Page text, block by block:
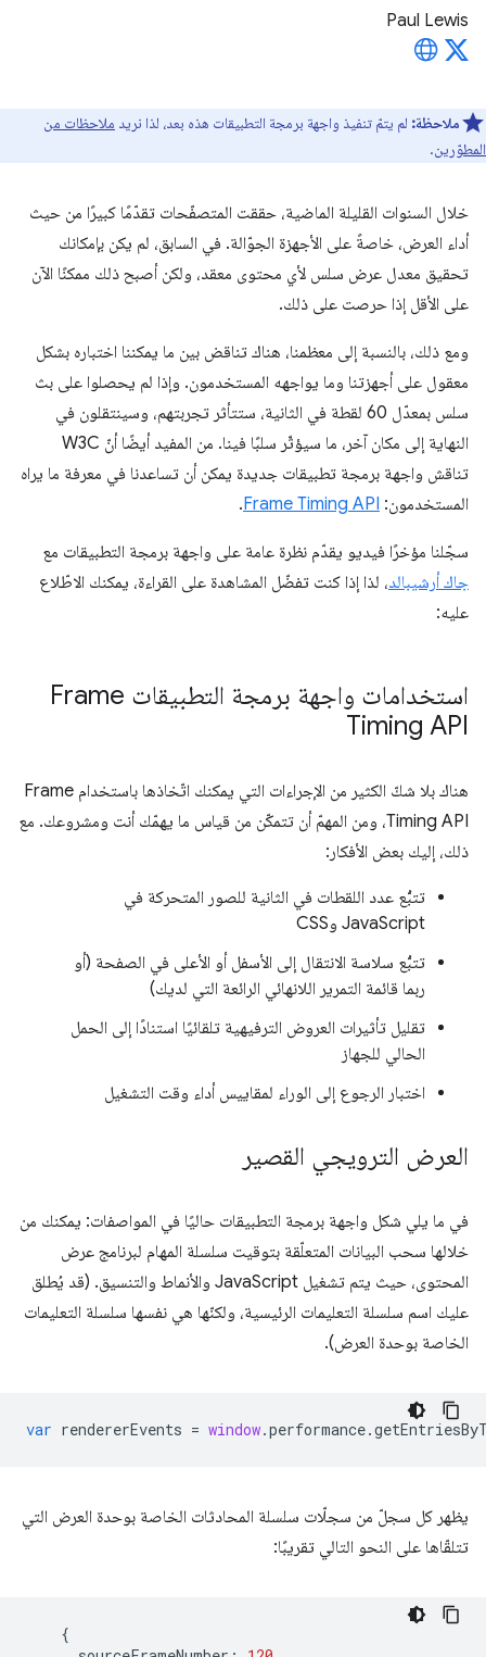
Paul Lewis
ملاحظة: لم يتمّ تنفيذ واجهة برمجة التطبيقات هذه بعد، لذا نريد ملاحظات من
المطوّرين.
خلال السنوات القليلة الماضية، حققت المتصفّحات تقدّمًا كبيرًا من حيث
أداء العرض، خاصةً على الأجهزة الجوّالة. في السابق، لم يكن بإمكانك
تحقيق معدل عرض سلس لأي محتوى معقد، ولكن أصبح ذلك ممكنًا الآن
على الأقل إذا حرصت على ذلك.
ومع ذلك، بالنسبة إلى معظمنا، هناك تناقض بين ما يمكننا اختباره بشكل
معقول على أجهزتنا وما يواجهه المستخدمون. وإذا لم يحصلوا على بث
سلس بمعدّل 60 لقطة في الثانية، ستتأثر تجربتهم، وسينتقلون في
النهاية إلى مكان آخر، ما سيؤثّر سلبًا فينا. من المفيد أيضًا أنّ W3C
تناقش واجهة برمجة تطبيقات جديدة يمكن أن تساعدنا في معرفة ما يراه
المستخدمون: Frame Timing API
.
سجّلنا مؤخرًا فيديو يقدّم نظرة عامة على واجهة برمجة التطبيقات مع
جاك أرشيبالد، لذا إذا كنت تفضّل المشاهدة على القراءة، يمكنك الاطّلاع
عليه:
استخدامات واجهة برمجة التطبيقات Frame
Timing API
هناك بلا شكّ الكثير من الإجراءات التي يمكنك اتّخاذها باستخدام Frame
Timing API، ومن المهمّ أن تتمكّن من قياس ما يهمّك أنت ومشروعك. مع
ذلك، إليك بعض الأفكار:
تتبُّع عدد اللقطات في الثانية للصور المتحركة في
JavaScript وCSS
تتبُّع سلاسة الانتقال إلى الأسفل أو الأعلى في الصفحة (أو
ربما قائمة التمرير اللانهائي الرائعة التي لديك)
تقليل تأثيرات العروض الترفيهية تلقائيًا استنادًا إلى الحمل
الحالي للجهاز
اختبار الرجوع إلى الوراء لمقاييس أداء وقت التشغيل
العرض الترويجي القصير
في ما يلي شكل واجهة برمجة التطبيقات حاليًا في المواصفات: يمكنك من
خلالها سحب البيانات المتعلّقة بتوقيت سلسلة المهام لبرنامج عرض
المحتوى، حيث يتم تشغيل JavaScript والأنماط والتنسيق. (قد يُطلق
عليك اسم سلسلة التعليمات الرئيسية، ولكنّها هي نفسها سلسلة التعليمات
الخاصة بوحدة العرض).
var rendererEvents = window.performance.
يظهر كل سجلّ من سجلّات سلسلة المحادثات الخاصة بوحدة العرض التي
تتلقّاها على النحو التالي تقريبًا:
{